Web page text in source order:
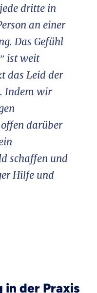
dritte in
an einer
Das Gefühl
ist weit
das Leid der
Indem wir
darüber
schaffen und
Hilfe und
der Praxis